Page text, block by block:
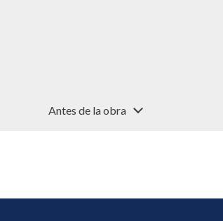
Antes de la obra